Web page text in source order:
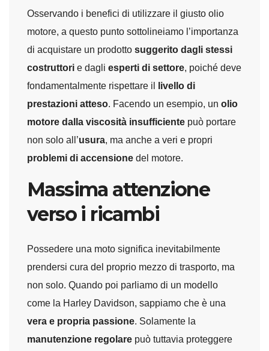
Osservando i benefici di utilizzare il giusto olio
motore, a questo punto sottolineiamo l’importanza
di acquistare un prodotto suggerito dagli stessi
costruttori e dagli esperti di settore, poiché deve
fondamentalmente rispettare il
livello di
prestazioni atteso. Facendo un esempio, un olio
motore dalla viscosità insufficiente può portare
non solo all’usura, ma anche a veri e propri
problemi di accensione del motore.
Massima attenzione
verso i ricambi
Possedere una moto significa inevitabilmente
prendersi cura del proprio mezzo di trasporto, ma
non solo. Quando poi parliamo di un modello
come la Harley Davidson, sappiamo che è una
vera e propria passione. Solamente la
manutenzione regolare può tuttavia proteggere